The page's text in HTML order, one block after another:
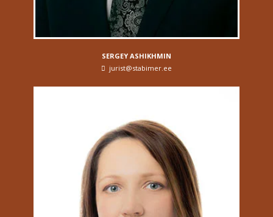
SERGEY ASHIKHMIN
jurist@stabimer.ee